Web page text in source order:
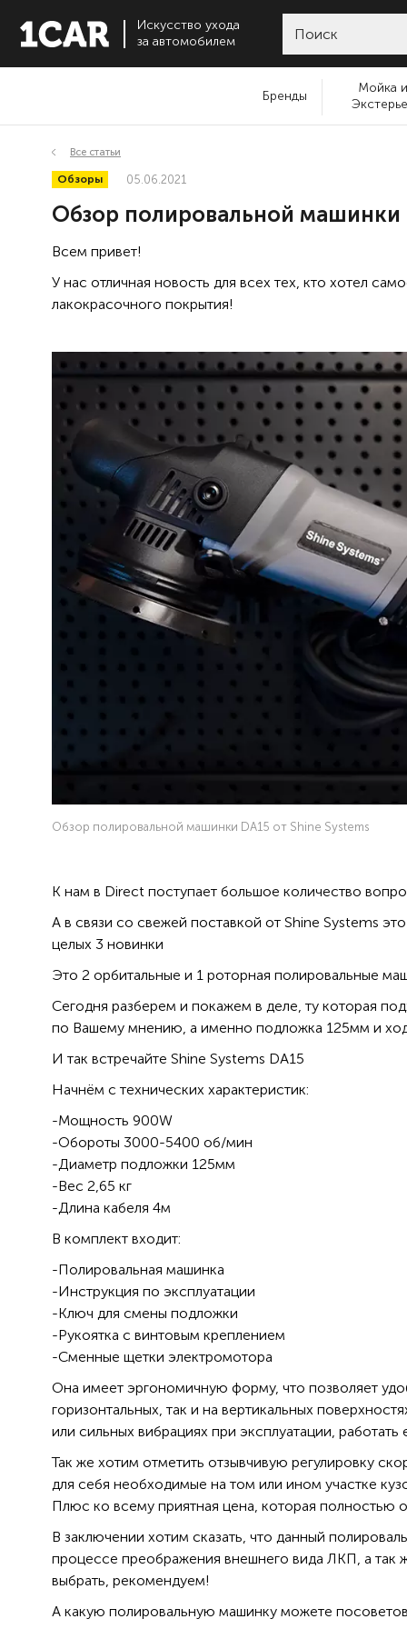
Искусство ухода
за автомобилем
Бренды
Мойка и
Все статьи
Обзоры 05.06.2021
Обзор полировальной машинки
Всем привет!
У нас отличная новость для всех тех, кто хотел
лакокрасочного покрытия!
Обзор полировальной машинки DA15 от Shine Systems
К нам в Direct поступает большое количество
А в связи со свежей поставкой от Shine Systems
целых 3 новинки
Это 2 орбитальные и 1 роторная полировальные
Сегодня разберем и покажем в деле, ту которая
по Вашему мнению, а именно подложка 125мм и
И так встречайте Shine Systems DA15
Начнём с технических характеристик:
-Мощность 900W
-Обороты 3000-5400 об/мин
-Диаметр подложки 125мм
-Вес 2,65 кг
-Длина кабеля 4м
В комплект входит:
-Полировальная машинка
-Инструкция по эксплуатации
-Ключ для смены подложки
-Рукоятка с винтовым креплением
-Сменные щетки электромотора
Она имеет эргономичную форму, что позволяет
горизонтальных, так и на вертикальных
или сильных вибрациях при эксплуатации,
Так же хотим отметить отзывчивую регулировку
для себя необходимые на том или ином участке
Плюс ко всему приятная цена, которая полностью
В заключении хотим сказать, что данный
процессе преображения внешнего вида ЛКП, а так
выбрать, рекомендуем!
А какую полировальную машинку можете